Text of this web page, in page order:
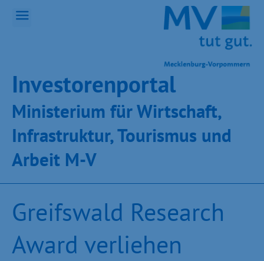
Inves­toren­por­tal
Ministeri­um für Wirt­schaft,
Infra­struk­tur, Tou­ris­mus und
Ar­beit M-V
Greifswald Research
Award verliehen